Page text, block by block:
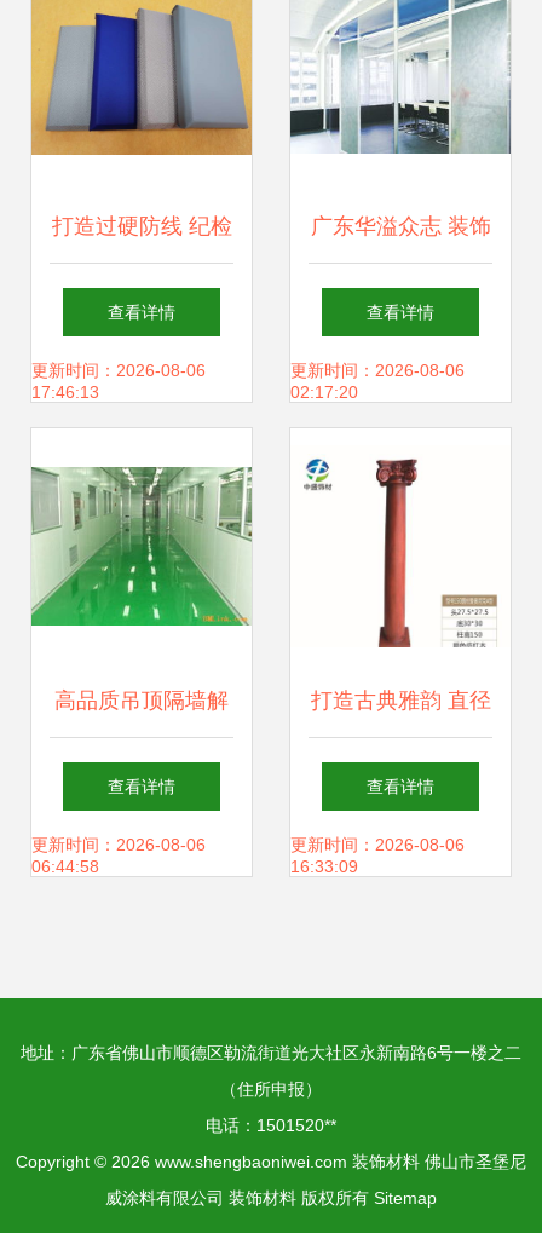
打造过硬防线 纪检
委软包墙改造中的
吸音阻燃装饰材料
查看详情
更新时间：2026-08-06
17:46:13
广东华溢众志 装饰
材料的精工匠心，
筑造空间之美
查看详情
更新时间：2026-08-06
02:17:20
高品质吊顶隔墙解
决方案 泰山与拉法
基石膏板的选择与
查看详情
更新时间：2026-08-06
06:44:58
打造古典雅韵 直径
15仿红木树脂玻璃
钢罗马柱的装饰魅
查看详情
更新时间：2026-08-06
16:33:09
地址：广东省佛山市顺德区勒流街道光大社区永新南路6号一楼之二
（住所申报）
电话：1501520**
Copyright © 2026 www.shengbaoniwei.com 装饰材料 佛山市圣堡尼
威涂料有限公司 装饰材料 版权所有 Sitemap